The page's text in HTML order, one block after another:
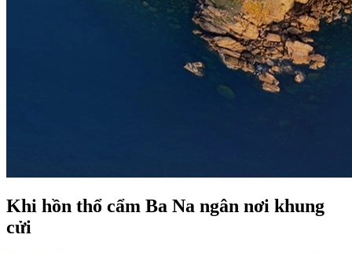
Khi hồn thổ cẩm Ba Na ngân nơi khung
cửi